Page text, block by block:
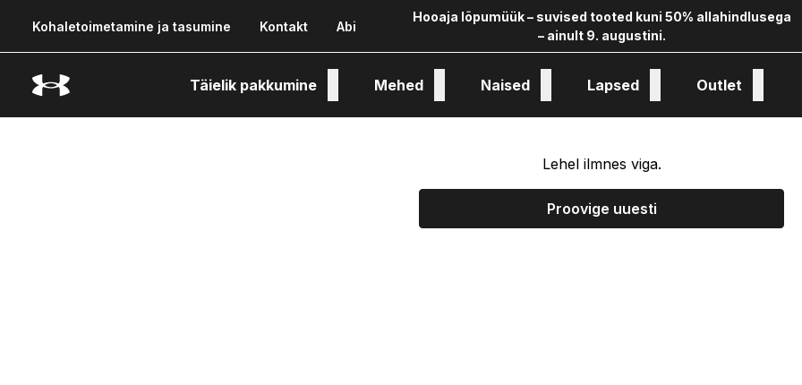
Kohaletoimetamine ja tasumine Kontakt Abi
Hooaja lõpumüük – suvised tooted kuni 50% allahindlusega
– ainult 9. augustini.
Täielik pakkumine Mehed Naised Lapsed Outlet
Lehel ilmnes viga.
Proovige uuesti